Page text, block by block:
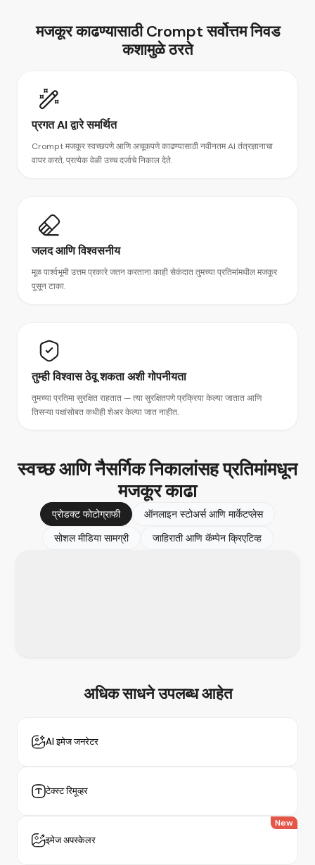
मजकूर काढण्यासाठीCrompt सर्वोत्तम निवड
कशामुळे ठरते
प्रगत AI द्वारे समर्थित
Crompt मजकूर स्वच्छपणे आणि अचूकपणे काढण्यासाठी नवीनतम AI तंत्रज्ञानाचा
वापर करते, प्रत्येक वेळी उच्च दर्जाचे निकाल देते.
जलद आणि विश्वसनीय
मूळ पार्श्वभूमी उत्तम प्रकारे जतन करताना काही सेकंदात तुमच्या प्रतिमांमधील मजकूर
पुसून टाका.
तुम्ही विश्वास ठेवू शकता अशी गोपनीयता
तुमच्या प्रतिमा सुरक्षित राहतात — त्या सुरक्षितपणे प्रक्रिया केल्या जातात आणि
तिसऱ्या पक्षांसोबत कधीही शेअर केल्या जात नाहीत.
स्वच्छ आणि नैसर्गिक निकालांसहप्रतिमांमधून
मजकूर काढा
प्रोडक्ट फोटोग्राफी
ऑनलाइन स्टोअर्स आणि मार्केटप्लेस
सोशल मीडिया सामग्री
जाहिराती आणि कॅम्पेन क्रिएटिव्ह
अधिक साधनेउपलब्ध आहेत
AI इमेज जनरेटर
टेक्स्ट रिमूव्हर
इमेज अपस्केलर
New